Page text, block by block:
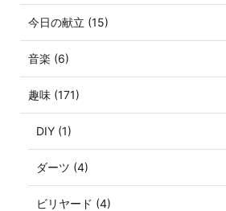
今日の献立 (15)
音楽 (6)
趣味 (171)
DIY (1)
ダーツ (4)
ビリヤード (4)